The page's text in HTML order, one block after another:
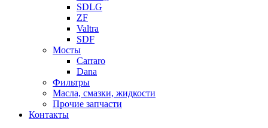
SDLG
ZF
Valtra
SDF
Мосты
Carraro
Dana
Фильтры
Масла, смазки, жидкости
Прочие запчасти
Контакты